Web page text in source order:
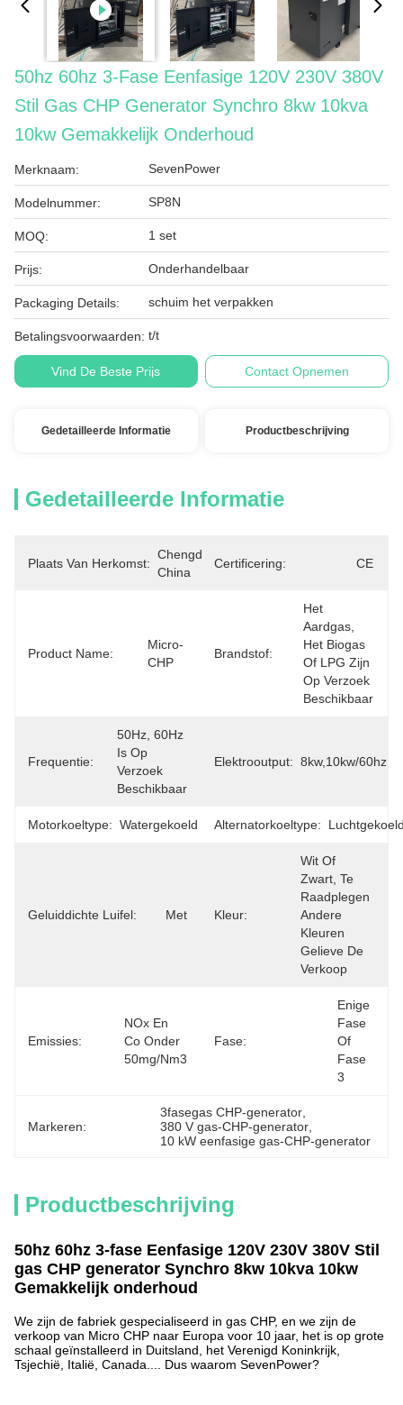
50hz 60hz 3-Fase Eenfasige 120V 230V 380V
Stil Gas CHP Generator Synchro 8kw 10kva
10kw Gemakkelijk Onderhoud
Merknaam: SevenPower
Modelnummer: SP8N
MOQ: 1 set
Prijs: Onderhandelbaar
Packaging Details: schuim het verpakken
Betalingsvoorwaarden: t/t
Vind De Beste Prijs Contact Opnemen
Gedetailleerde Informatie Productbeschrijving
Gedetailleerde Informatie
Plaats Van Herkomst:
Chengdu,
China
Certificering: CE
Product Name:
Micro-
CHP
Brandstof:
Het
Aardgas,
Het Biogas
Of LPG Zijn
Op Verzoek
Beschikbaar
Frequentie:
50Hz, 60Hz
Is Op
Verzoek
Beschikbaar
Elektrooutput: 8kw,10kw/60hz
Motorkoeltype: Watergekoeld Alternatorkoeltype:
Geluiddichte Luifel: Met Kleur:
Wit Of
Zwart, Te
Raadplegen
Andere
Kleuren
Gelieve De
Verkoop
Emissies:
NOx En
Co Onder
50mg/Nm3
Fase:
Enige
Fase
Of
Fase
3
Markeren:
3fasegas CHP-generator
380 V gas-CHP-generator
10 kW eenfasige gas-CHP-generator
Productbeschrijving
50hz 60hz 3-fase Eenfasige 120V 230V 380V Stil
gas CHP generator Synchro 8kw 10kva 10kw
Gemakkelijk onderhoud
We zijn de fabriek gespecialiseerd in gas CHP, en we zijn de
verkoop van Micro CHP naar Europa voor 10 jaar, het is op grote
schaal geïnstalleerd in Duitsland, het Verenigd Koninkrijk,
Tsjechië, Italië, Canada.... Dus waarom SevenPower?